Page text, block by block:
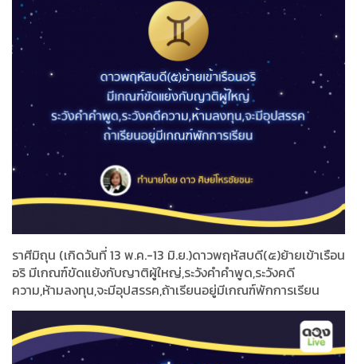
ราศีมิถุน (เกิดวันที่ 13 พ.ค.-13 มิ.ย.)ดาวพฤหัสบดี(๕)ย้ายเข้าเรือน
อริ มีเกณฑ์ขัดแย้งกับญาติผู้ใหญ่,ระวังคำคำพูด,ระวังคดี
ความ,ห้ามลงทุน,จะมีอุปสรรค,ถ้าเรียนอยู่มีเกณฑ์พักการเรียน